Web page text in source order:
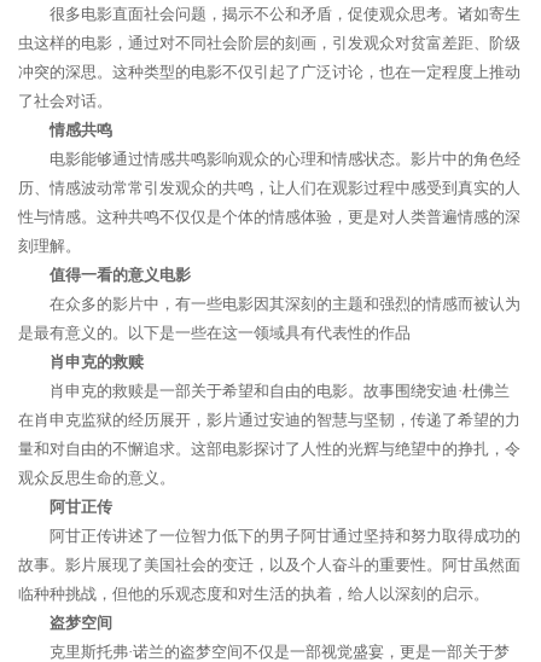
很多电影直面社会问题，揭示不公和矛盾，促使观众思考。诸如寄生
虫这样的电影，通过对不同社会阶层的刻画，引发观众对贫富差距、阶级
冲突的深思。这种类型的电影不仅引起了广泛讨论，也在一定程度上推动
了社会对话。
情感共鸣
电影能够通过情感共鸣影响观众的心理和情感状态。影片中的角色经
历、情感波动常常引发观众的共鸣，让人们在观影过程中感受到真实的人
性与情感。这种共鸣不仅仅是个体的情感体验，更是对人类普遍情感的深
刻理解。
值得一看的意义电影
在众多的影片中，有一些电影因其深刻的主题和强烈的情感而被认为
是最有意义的。以下是一些在这一领域具有代表性的作品
肖申克的救赎
肖申克的救赎是一部关于希望和自由的电影。故事围绕安迪·杜佛兰
在肖申克监狱的经历展开，影片通过安迪的智慧与坚韧，传递了希望的力
量和对自由的不懈追求。这部电影探讨了人性的光辉与绝望中的挣扎，令
观众反思生命的意义。
阿甘正传
阿甘正传讲述了一位智力低下的男子阿甘通过坚持和努力取得成功的
故事。影片展现了美国社会的变迁，以及个人奋斗的重要性。阿甘虽然面
临种种挑战，但他的乐观态度和对生活的执着，给人以深刻的启示。
盗梦空间
克里斯托弗·诺兰的盗梦空间不仅是一部视觉盛宴，更是一部关于梦